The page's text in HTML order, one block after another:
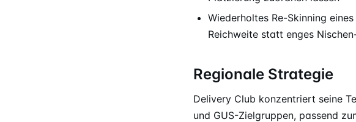
Wiederholtes Re-Skinning
Reichweite statt enges
Regionale Strategie
Delivery Club konzentriert seine
und GUS-Zielgruppen, passend